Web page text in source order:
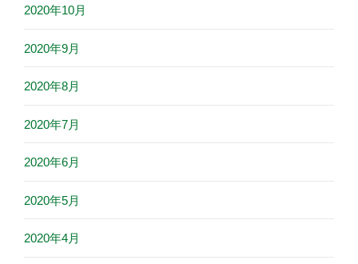
2020年10月
2020年9月
2020年8月
2020年7月
2020年6月
2020年5月
2020年4月